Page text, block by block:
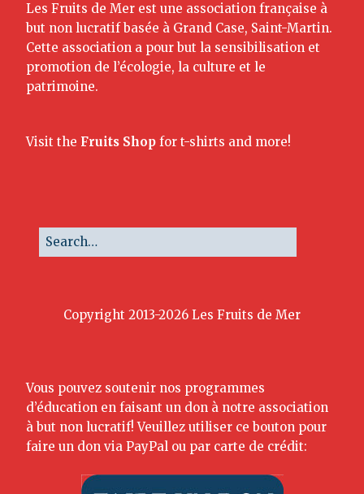
Les Fruits de Mer est une association française à
but non lucratif basée à Grand Case, Saint-Martin.
Cette association a pour but la sensibilisation et
promotion de l’écologie, la culture et le
patrimoine.
Visit the Fruits Shop for t-shirts and more!
Copyright 2013-2026 Les Fruits de Mer
Vous pouvez soutenir nos programmes
d’éducation en faisant un don à notre association
à but non lucratif! Veuillez utiliser ce bouton pour
faire un don via PayPal ou par carte de crédit: